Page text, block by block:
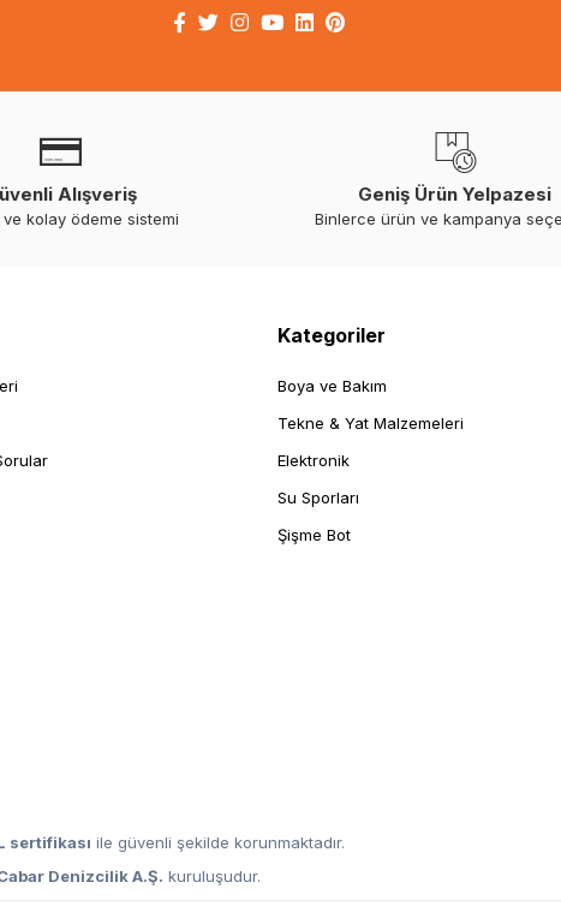
Alışveriş
kolay ödeme sistemi
Geniş Ürün Yelpazesi
Binlerce ürün ve kampanya
Kategoriler
Boya ve Bakım
Tekne & Yat Malzemeleri
Elektronik
Su Sporları
Şişme Bot
sertifikası ile güvenli şekilde korunmaktadır.
Denizcilik A.Ş. kuruluşudur.